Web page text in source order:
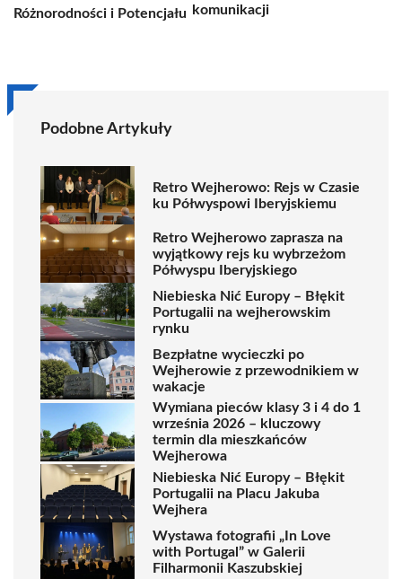
Różnorodności i Potencjału
komunikacji
Podobne Artykuły
Retro Wejherowo: Rejs w Czasie
ku Półwyspowi Iberyjskiemu
Retro Wejherowo zaprasza na
wyjątkowy rejs ku wybrzeżom
Półwyspu Iberyjskiego
Niebieska Nić Europy – Błękit
Portugalii na wejherowskim
rynku
Bezpłatne wycieczki po
Wejherowie z przewodnikiem w
wakacje
Wymiana pieców klasy 3 i 4 do 1
września 2026 – kluczowy
termin dla mieszkańców
Wejherowa
Niebieska Nić Europy – Błękit
Portugalii na Placu Jakuba
Wejhera
Wystawa fotografii „In Love
with Portugal” w Galerii
Filharmonii Kaszubskiej